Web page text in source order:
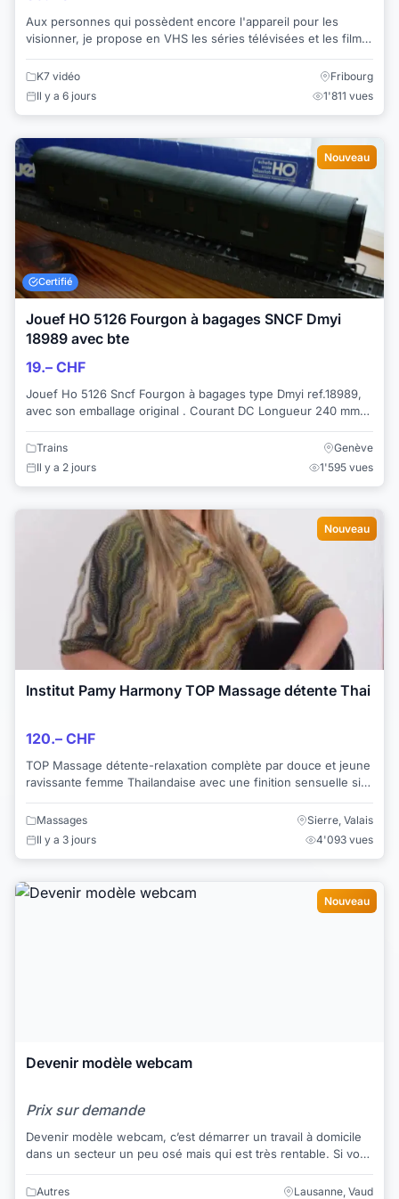
Aux personnes qui possèdent encore l'appareil pour les
visionner, je propose en VHS les séries télévisées et les films
K7 vidéo
Fribourg
Il y a 6 jours
1'811 vues
Nouveau
Certifié
Jouef HO 5126 Fourgon à bagages SNCF Dmyi
18989 avec bte
19.– CHF
Jouef Ho 5126 Sncf Fourgon à bagages type Dmyi ref.18989,
avec son emballage original . Courant DC Longueur 240 mm
Trains
Genève
Il y a 2 jours
1'595 vues
Nouveau
Institut Pamy Harmony TOP Massage détente Thai
120.– CHF
TOP Massage détente-relaxation complète par douce et jeune
ravissante femme Thailandaise avec une finition sensuelle si
Massages
Sierre, Valais
Il y a 3 jours
4'093 vues
Nouveau
Devenir modèle webcam
Prix sur demande
Devenir modèle webcam, c’est démarrer un travail à domicile
dans un secteur un peu osé mais qui est très rentable. Si vous
avez l’esprit un peu coquin...
Autres
Lausanne, Vaud